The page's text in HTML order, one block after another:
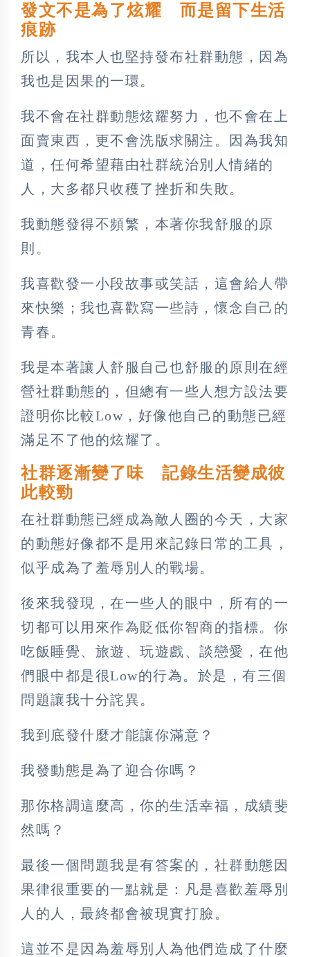
發文不是為了炫耀 而是留下生活
痕跡
所以，我本人也堅持發布社群動態，因為
我也是因果的一環。
我不會在社群動態炫耀努力，也不會在上
面賣東西，更不會洗版求關注。因為我知
道，任何希望藉由社群統治別人情緒的
人，大多都只收穫了挫折和失敗。
我動態發得不頻繁，本著你我舒服的原
則。
我喜歡發一小段故事或笑話，這會給人帶
來快樂；我也喜歡寫一些詩，懷念自己的
青春。
我是本著讓人舒服自己也舒服的原則在經
營社群動態的，但總有一些人想方設法要
證明你比較Low，好像他自己的動態已經
滿足不了他的炫耀了。
社群逐漸變了味 記錄生活變成彼
此較勁
在社群動態已經成為敵人圈的今天，大家
的動態好像都不是用來記錄日常的工具，
似乎成為了羞辱別人的戰場。
後來我發現，在一些人的眼中，所有的一
切都可以用來作為貶低你智商的指標。你
吃飯睡覺、旅遊、玩遊戲、談戀愛，在他
們眼中都是很Low的行為。於是，有三個
問題讓我十分詫異。
我到底發什麼才能讓你滿意？
我發動態是為了迎合你嗎？
那你格調這麼高，你的生活幸福，成績斐
然嗎？
最後一個問題我是有答案的，社群動態因
果律很重要的一點就是：凡是喜歡羞辱別
人的人，最終都會被現實打臉。
這並不是因為羞辱別人為他們造成了什麼